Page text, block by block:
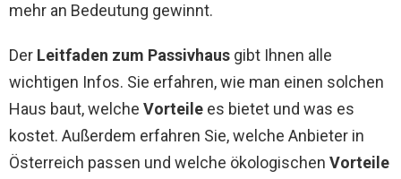
mehr an Bedeutung gewinnt.
Der Leitfaden zum Passivhaus gibt Ihnen alle
wichtigen Infos. Sie erfahren, wie man einen solchen
Haus baut, welche Vorteile es bietet und was es
kostet. Außerdem erfahren Sie, welche Anbieter in
Österreich passen und welche ökologischen Vorteile